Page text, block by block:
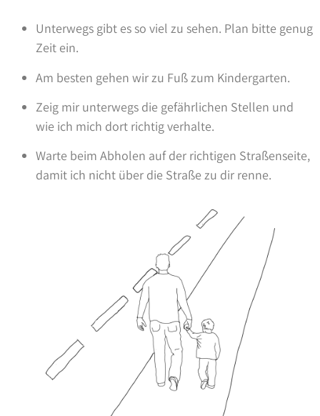
Unterwegs gibt es so viel zu sehen. Plan bitte genug
Zeit ein.
Am besten gehen wir zu Fuß zum Kindergarten.
Zeig mir unterwegs die gefährlichen Stellen und
wie ich mich dort richtig verhalte.
Warte beim Abholen auf der richtigen Straßenseite,
damit ich nicht über die Straße zu dir renne.